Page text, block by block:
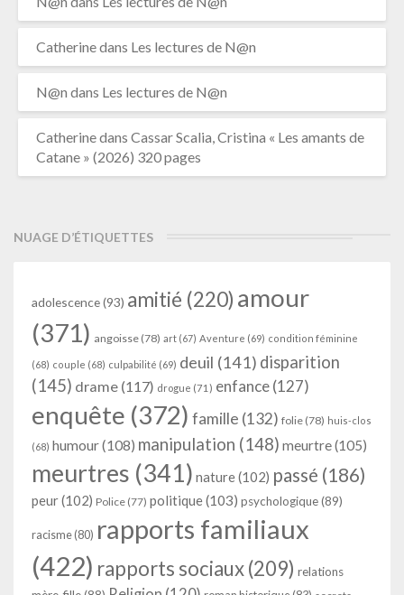
Catherinedans Les lectures de N@n
N@n dans Les lectures de N@n
Catherinedans Cassar Scalia, Cristina « Les amants de
Catane » (2026) 320 pages
NUAGE D’ÉTIQUETTES
adolescence(93) amitié (220) amour
(371) angoisse (78) art (67) Aventure (69) condition féminine
(68) couple (68) culpabilité (69) deuil (141) disparition
(145) drame (117) drogue (71) enfance(127)
enquête (372) famille (132) folie (78) huis-clos
(68) humour(108) manipulation (148) meurtre(105)
meurtres (341) nature(102) passé (186)
peur(102) Police (77) politique(103) psychologique(89)
racisme (80) rapports familiaux
(422) rapports sociaux(209) relations